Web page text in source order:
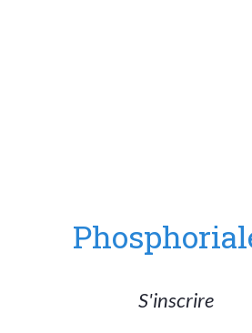
S'inscrire